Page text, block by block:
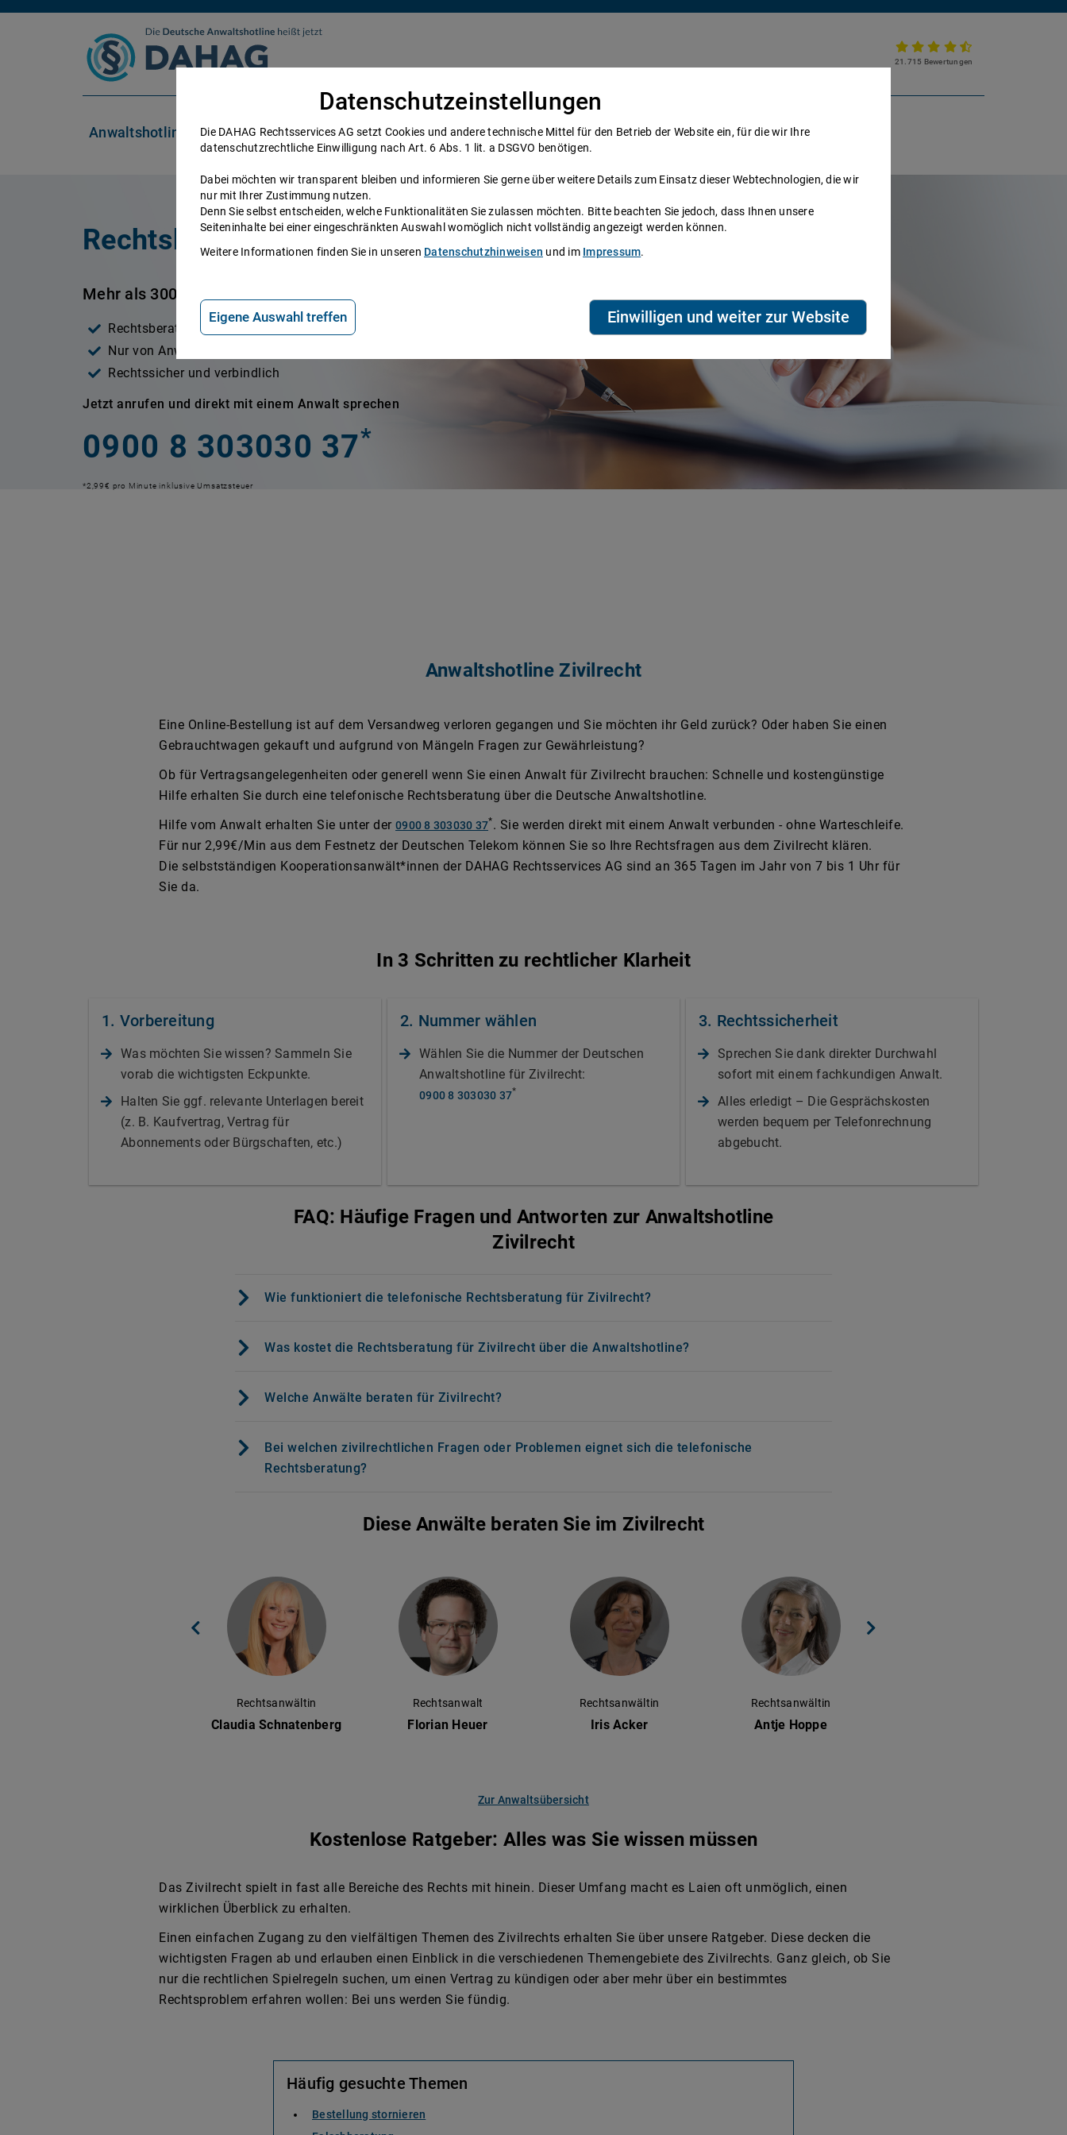
21.715 Bewertungen
Anwaltshotline Rechtsgebiete Über uns Anwälte Telefonanwalt werden Partnerkanzlei werden
Rechtsberatung Zivilrecht
Mehr als 300 Anwälte beraten Sie in der Anwaltshotline zum Zivilrecht
Rechtsberatung speziell für Zivilrecht
Nur von Anwälten mit mehrjähriger Berufserfahrung
Rechtssicher und verbindlich
Jetzt anrufen und direkt mit einem Anwalt sprechen
0900 8 303030 37*
*2,99€ pro Minute inklusive Umsatzsteuer
Anwaltshotline Zivilrecht
Eine Online-Bestellung ist auf dem Versandweg verloren gegangen und Sie möchten ihr Geld zurück? Oder haben Sie einen
Gebrauchtwagen gekauft und aufgrund von Mängeln Fragen zur Gewährleistung?
Ob für Vertragsangelegenheiten oder generell wenn Sie einen Anwalt für Zivilrecht brauchen: Schnelle und kostengünstige
Hilfe erhalten Sie durch eine telefonische Rechtsberatung über die Deutsche Anwaltshotline.
Hilfe vom Anwalt erhalten Sie unter der 0900 8 303030 37*. Sie werden direkt mit einem Anwalt verbunden - ohne Warteschleife.
Für nur 2,99€/Min aus dem Festnetz der Deutschen Telekom können Sie so Ihre Rechtsfragen aus dem Zivilrecht klären.
Die selbstständigen Kooperationsanwält*innen der DAHAG Rechtsservices AG sind an 365 Tagen im Jahr von 7 bis 1 Uhr für
Sie da.
In 3 Schritten zu rechtlicher Klarheit
1. Vorbereitung
Was möchten Sie wissen? Sammeln Sie
vorab die wichtigsten Eckpunkte.
Halten Sie ggf. relevante Unterlagen bereit
(z. B. Kaufvertrag, Vertrag für
Abonnements oder Bürgschaften, etc.)
2. Nummer wählen
Wählen Sie die Nummer der Deutschen
Anwaltshotline für Zivilrecht:
0900 8 303030 37*
3. Rechtssicherheit
Sprechen Sie dank direkter Durchwahl
sofort mit einem fachkundigen Anwalt.
Alles erledigt – Die Gesprächskosten
werden bequem per Telefonrechnung
abgebucht.
FAQ: Häufige Fragen und Antworten zur Anwaltshotline
Zivilrecht
Wie funktioniert die telefonische Rechtsberatung für Zivilrecht?
Was kostet die Rechtsberatung für Zivilrecht über die Anwaltshotline?
Welche Anwälte beraten für Zivilrecht?
Bei welchen zivilrechtlichen Fragen oder Problemen eignet sich die telefonische
Rechtsberatung?
Diese Anwälte beraten Sie im Zivilrecht
Rechtsanwältin
Claudia Schnatenberg
Rechtsanwalt
Florian Heuer
Rechtsanwältin
Iris Acker
Rechtsanwältin
Antje Hoppe
Zur Anwaltsübersicht
Kostenlose Ratgeber: Alles was Sie wissen müssen
Das Zivilrecht spielt in fast alle Bereiche des Rechts mit hinein. Dieser Umfang macht es Laien oft unmöglich, einen
wirklichen Überblick zu erhalten.
Einen einfachen Zugang zu den vielfältigen Themen des Zivilrechts erhalten Sie über unsere Ratgeber. Diese decken die
wichtigsten Fragen ab und erlauben einen Einblick in die verschiedenen Themengebiete des Zivilrechts. Ganz gleich, ob Sie
nur die rechtlichen Spielregeln suchen, um einen Vertrag zu kündigen oder aber mehr über ein bestimmtes
Rechtsproblem erfahren wollen: Bei uns werden Sie fündig.
Häufig gesuchte Themen
Bestellung stornieren
Datenschutzeinstellungen
Die DAHAG Rechtsservices AG setzt Cookies und andere technische Mittel für den Betrieb der Website ein, für die wir Ihre
datenschutzrechtliche Einwilligung nach Art. 6 Abs. 1 lit. a DSGVO benötigen.
Dabei möchten wir transparent bleiben und informieren Sie gerne über weitere Details zum Einsatz dieser Webtechnologien, die wir
nur mit Ihrer Zustimmung nutzen.
Denn Sie selbst entscheiden, welche Funktionalitäten Sie zulassen möchten. Bitte beachten Sie jedoch, dass Ihnen unsere
Seiteninhalte bei einer eingeschränkten Auswahl womöglich nicht vollständig angezeigt werden können.
Weitere Informationen finden Sie in unseren Datenschutzhinweisen und im Impressum.
Eigene Auswahl treffen Einwilligen und weiter zur Website